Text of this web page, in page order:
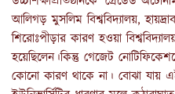
আলিগড় মুসলিম বিশ্ববিদ্যালয়,
শিরোঃপীড়ার কারণ হওয়া
হয়েছিলেন।কিন্তু গেজেট
কোনো কারণ থাকে না। বোঝা যায়